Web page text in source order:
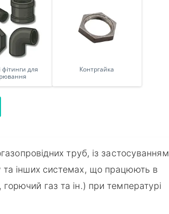
фітинги для
Контргайка
труб, із застосуванням
та інших системах, що працюють в
газ та ін.) при температурі